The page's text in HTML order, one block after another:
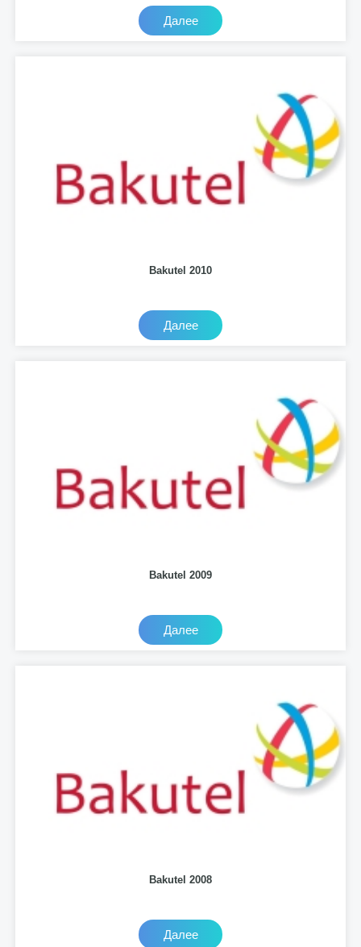
Далее
Bakutel 2010
Далее
Bakutel 2009
Далее
Bakutel 2008
Далее